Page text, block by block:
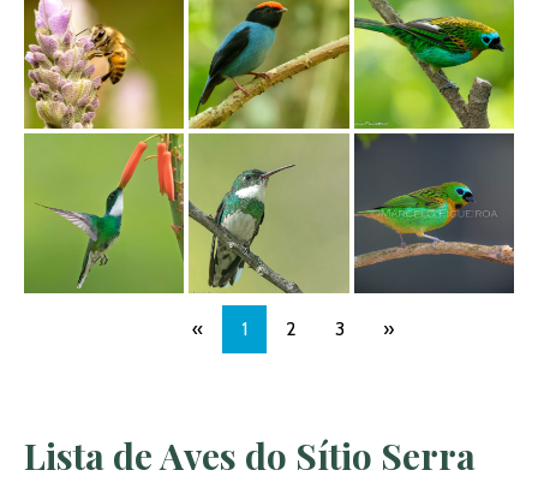
« 1 2 3 »
Lista de Aves do Sítio Serra